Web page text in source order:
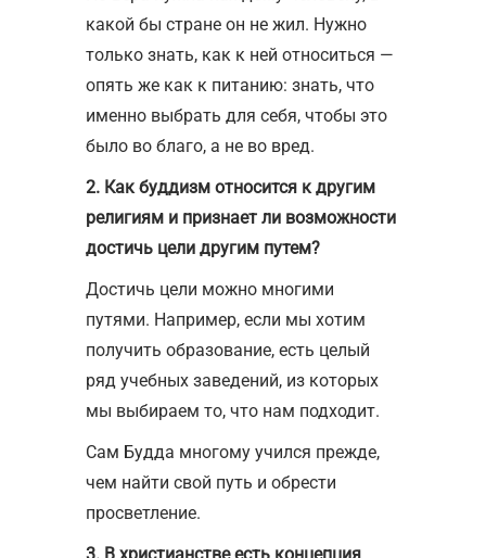
какой бы стране он не жил. Нужно
только знать, как к ней относиться —
опять же как к питанию: знать, что
именно выбрать для себя, чтобы это
было во благо, а не во вред.
2. Как буддизм относится к другим
религиям и признает ли возможности
достичь цели другим путем?
Достичь цели можно многими
путями. Например, если мы хотим
получить образование, есть целый
ряд учебных заведений, из которых
мы выбираем то, что нам подходит.
Сам Будда многому учился прежде,
чем найти свой путь и обрести
просветление.